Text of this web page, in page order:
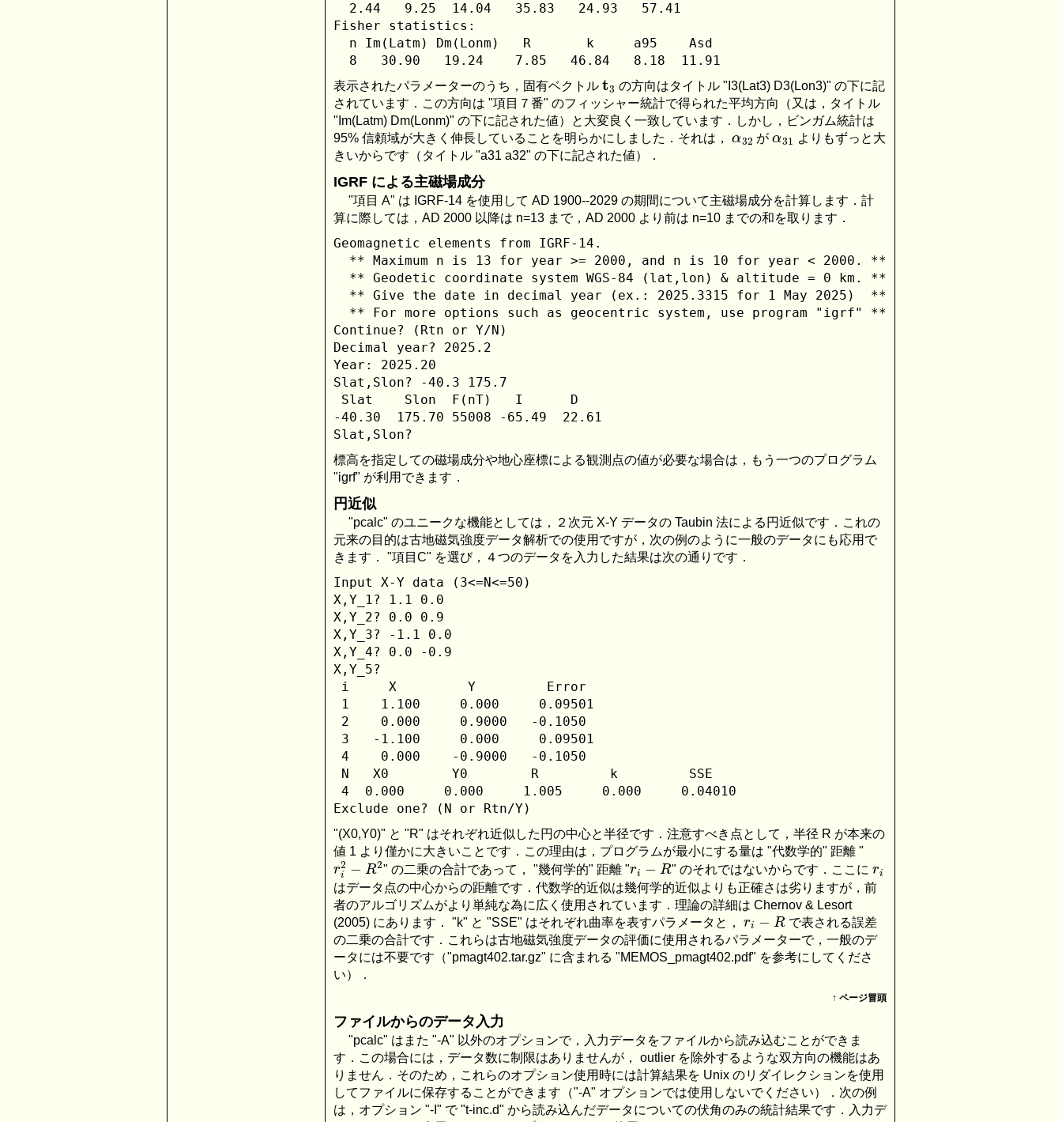
  2.44   9.25  14.04   35.83   24.93   57.41
Fisher statistics:
  n Im(Latm) Dm(Lonm)   R       k     a95    Asd
表示されたパラメーターのうち，固有ベクトル
t
の方向はタイトル "I3(Lat3) D3(Lon3)" の下に記
されています．この方向は "項目７番" のフィッシャー統計で得られた平均方向（又は，タイトル
"Im(Latm) Dm(Lonm)" の下に記された値）と大変良く一致しています．しかし，ビンガム統計は
95% 信頼域が大きく伸長していることを明らかにしました．それは，
α32
が
α 31
よりもずっと大
きいからです（タイトル "a31 a32" の下に記された値）．
IGRF による主磁場成分
"項目 A" は IGRF-14 を使用して AD 1900--2029 の期間について主磁場成分を計算します．計
算に際しては，AD 2000 以降は n=13 まで，AD 2000 より前は n=10 までの和を取ります．
Geomagnetic elements from IGRF-14.
  ** Maximum n is 13 for year >= 2000, and n is 10 for year < 2000. **
  ** Geodetic coordinate system WGS-84 (lat,lon) & altitude = 0 km. **
  ** Give the date in decimal year (ex.: 2025.3315 for 1 May 2025)  **
  ** For more options such as geocentric system, use program "igrf" **
Continue? (Rtn or Y/N)
Decimal year? 2025.2
Year: 2025.20
Slat,Slon? -40.3 175.7
Slat    Slon  F(nT)   I      D
-40.30  175.70 55008 -65.49  22.61
標高を指定しての磁場成分や地心座標による観測点の値が必要な場合は，もう一つのプログラム
"igrf" が利用できます．
円近似
"pcalc" のユニークな機能としては，２次元 X-Y データの Taubin 法による円近似です．これの
元来の目的は古地磁気強度データ解析での使用ですが，次の例のように一般のデータにも応用で
きます． "項目C" を選び，４つのデータを入力した結果は次の通りです．
Input X-Y data (3<=N<=50)
X,Y_1? 1.1 0.0
X,Y_2? 0.0 0.9
X,Y_3? -1.1 0.0
X,Y_4? 0.0 -0.9
X,Y_5?
i     X         Y         Error
1    1.100     0.000     0.09501
2    0.000     0.9000   -0.1050
3   -1.100     0.000     0.09501
4    0.000    -0.9000   -0.1050
N   X0        Y0        R         k         SSE
4  0.000     0.000     1.005     0.000     0.04010
"(X0,Y0)" と "R" はそれぞれ近似した円の中心と半径です．注意すべき点として，半径 R が本来の
値 1 より僅かに大きいことです．この理由は，プログラムが最小にする量は "代数学的" 距離 "
ri2 − R2
" の二乗の合計であって， "幾何学的" 距離 "
r − R
" のそれではないからです．ここに
はデータ点の中心からの距離です．代数学的近似は幾何学的近似よりも正確さは劣りますが，前
者のアルゴリズムがより単純な為に広く使用されています．理論の詳細は Chernov & Lesort
(2005) にあります． "k" と "SSE" はそれぞれ曲率を表すパラメータと，
ri −R
で表される誤差
の二乗の合計です．これらは古地磁気強度データの評価に使用されるパラメーターで，一般のデ
ータには不要です（"pmagt402.tar.gz" に含まれる "MEMOS_pmagt402.pdf" を参考にしてくださ
い）．
↑ ページ冒頭
ファイルからのデータ入力
"pcalc" はまた "-A" 以外のオプションで，入力データをファイルから読み込むことができま
す．この場合には，データ数に制限はありませんが， outlier を除外するような双方向の機能はあ
りません．そのため，これらのオプション使用時には計算結果を Unix のリダイレクションを使用
してファイルに保存することができます（"-A" オプションでは使用しないでください）．次の例
は，オプション "-I" で "t-inc.d" から読み込んだデータについての伏角のみの統計結果です．入力デ